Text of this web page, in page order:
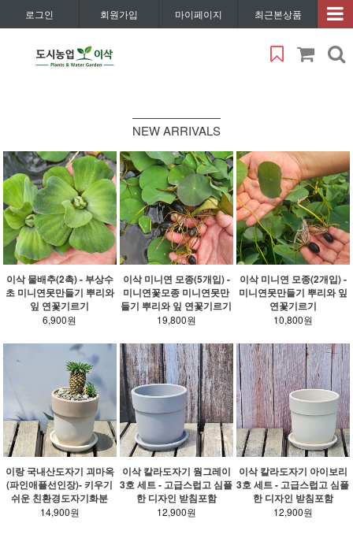
로그인 회원가입 마이페이지 최근본상품
NEW ARRIVALS
이삭 물배추(2촉) - 부상수
초 미니연못만들기 뿌리와
잎 연꽃기르기
6,900원
이삭 미니연 모종(5개입) -
미니연꽃모종 미니연못만
들기 뿌리와 잎 연꽃기르기
19,800원
이삭 미니연 모종(2개입) -
미니연못만들기 뿌리와 잎
연꽃기르기
10,800원
이랑 국내산도자기 괴마옥
(파인애플선인장)- 키우기
쉬운 친환경도자기화분
14,900원
이삭 칼라도자기 웜그레이
3호 세트 - 고급스럽고 심플
한 디자인 받침포함
12,900원
이삭 칼라도자기 아이보리
3호 세트 - 고급스럽고 심플
한 디자인 받침포함
12,900원